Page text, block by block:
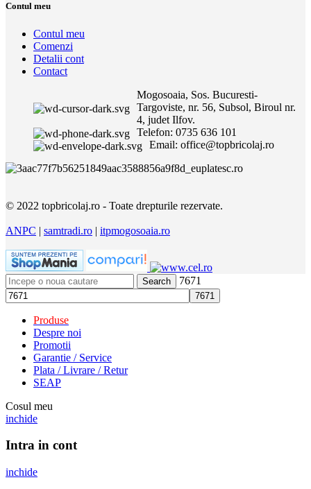
Contul meu
Contul meu
Comenzi
Detalii cont
Contact
Mogosoaia, Sos. Bucuresti-
Targoviste, nr. 56, Subsol, Biroul nr.
4, judet Ilfov.
Telefon: 0735 636 101
Email: office@topbricolaj.ro
© 2022 topbricolaj.ro - Toate drepturile rezervate.
ANPC | samtradi.ro | itpmogosoaia.ro
Search 7671
Produse
Despre noi
Promotii
Garantie / Service
Plata / Livrare / Retur
SEAP
Cosul meu
inchide
Intra in cont
inchide